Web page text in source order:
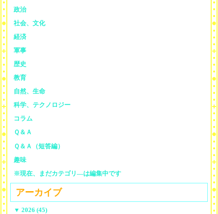
政治
社会、文化
経済
軍事
歴史
教育
自然、生命
科学、テクノロジー
コラム
Ｑ＆Ａ
Ｑ＆Ａ（短答編）
趣味
※現在、まだカテゴリ—は編集中です
アーカイブ
▼ 2026 (45)